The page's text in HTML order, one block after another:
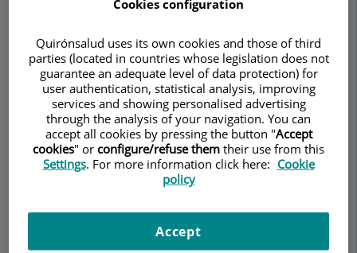
Dr. Francisco Castro
Domínguez
REUMATOLOGIA
EquipContacte
Demanar Cita
Cookies configuration
Quirónsalud uses its own cookies and those of third
parties (located in countries whose legislation does not
guarantee an adequate level of data protection) for
user authentication, statistical analysis, improving
services and showing personalised advertising
through the analysis of your navigation. You can
accept all cookies by pressing the button "Accept
cookies" or configure/refuse them their use from this
Settings. For more information click here: Cookie
policy
Accept